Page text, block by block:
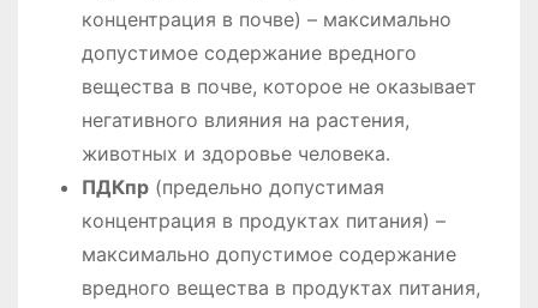
концентрация в почве) – максимально
допустимое содержание вредного
вещества в почве, которое не оказывает
негативного влияния на растения,
животных и здоровье человека․
ПДКпр(предельно допустимая
концентрация в продуктах питания) –
максимально допустимое содержание
вредного вещества в продуктах питания,